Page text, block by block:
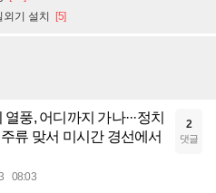
기 설치 [5]
풍, 어디까지 가나···정치
류 맞서 미시간 경선에서
08:03
2
댓글